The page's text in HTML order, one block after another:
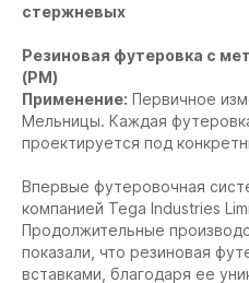
стержневых
Резиновая футеровка с
(РМ)
Применение: Первичное
Мельницы. Каждая
проектируется под
Впервые футеровочная
компанией Tega Industries
Продолжительные
показали, что резиновая
вставками, благодаря ее